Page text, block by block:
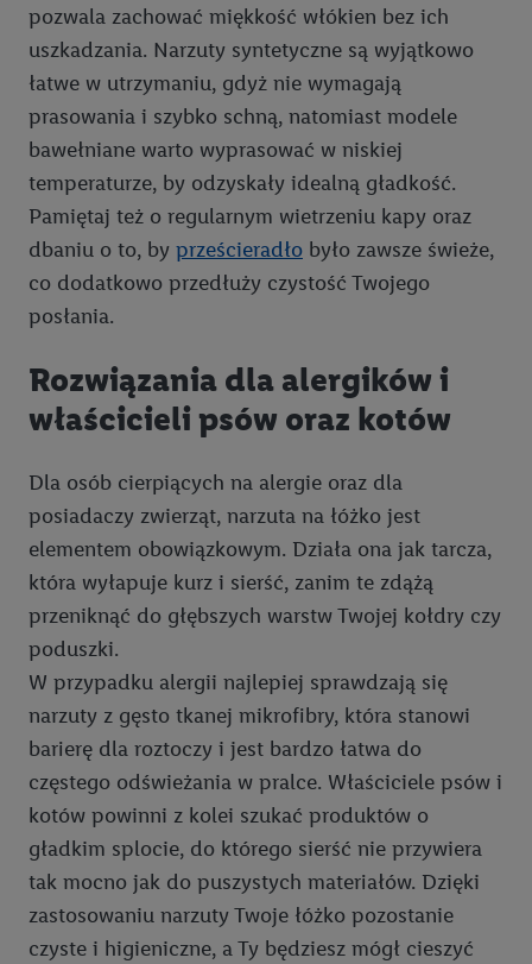
pozwala zachować miękkość włókien bez ich
uszkadzania. Narzuty syntetyczne są wyjątkowo
łatwe w utrzymaniu, gdyż nie wymagają
prasowania i szybko schną, natomiast modele
bawełniane warto wyprasować w niskiej
temperaturze, by odzyskały idealną gładkość.
Pamiętaj też o regularnym wietrzeniu kapy oraz
dbaniu o to, by prześcieradło było zawsze świeże,
co dodatkowo przedłuży czystość Twojego
posłania.
Rozwiązania dla alergików i
właścicieli psów oraz kotów
Dla osób cierpiących na alergie oraz dla
posiadaczy zwierząt, narzuta na łóżko jest
elementem obowiązkowym. Działa ona jak tarcza,
która wyłapuje kurz i sierść, zanim te zdążą
przeniknąć do głębszych warstw Twojej kołdry czy
poduszki.
W przypadku alergii najlepiej sprawdzają się
narzuty z gęsto tkanej mikrofibry, która stanowi
barierę dla roztoczy i jest bardzo łatwa do
częstego odświeżania w pralce. Właściciele psów i
kotów powinni z kolei szukać produktów o
gładkim splocie, do którego sierść nie przywiera
tak mocno jak do puszystych materiałów. Dzięki
zastosowaniu narzuty Twoje łóżko pozostanie
czyste i higieniczne, a Ty będziesz mógł cieszyć
dostępna dla użytkownika przy użyciu jego adresu IP. Jeśli
tak, Utiq udostępni adres IP użytkownika operatorowi sieci,
który utworzy identyfikator dla Utiq przy użyciu adresu IP i
numeru referencyjnego konta klienta, takiego jak numer
telefonu komórkowego. Identyfikator ten zostanie
wykorzystany do rozpoznania użytkownika i zebrania
informacji o sposobie korzystania przez niego z usług Lidl. W
szczególności technologia ta może być również
wykorzystywana do rozpoznawania użytkownika w usługach
obsługiwanych przez podmioty trzecie, abyśmy mogli
wyświetlać mu tam spersonalizowane reklamy. Zgodę na
korzystanie z technologii Utiq można wycofać w dowolnym
("consenthub")lub poprzez "Dostosuj"/"Korzystanie z
technologii Utiq opartej na telekomunikacji do celów
marketingu cyfrowego" w opcjach rozwijanych poniżej
(wyłącznie w odniesieniu usług Lidl). Więcej informacji
można znaleźć w
polityce prywatności Utiq
Kliknięcie w przycisk "Odrzuć" powoduje, że aktywne są
wyłącznie technicznie niezbędne technologie. Klikając
"Zgadzam się", użytkownik wyraża zgodę na przetwarzanie
danych we wszystkich wyżej wymienionych celach, w tym na
współpracę ze wszystkimi wymienionymi partnerami. Dalsze
informacje, w tym okresy przechowywania danych i prawo do
cofnięcia zgody w dowolnym momencie ze skutkiem na
przyszłość, można znaleźć w naszejpolityce prywatności
Informacje dot. Administratorów można znaleźćtutaj. W
sekcji "Dostosuj" możesz wyrazić zgodę na poszczególne cele
wykorzystania danych oraz dla partnerów ; dotyczy to również
celów i funkcji wymienionych poniżej w formie słów
kluczowych w kontekście korzystania z IAB TCF do celów
reklamowych i pomiaru wydajności: